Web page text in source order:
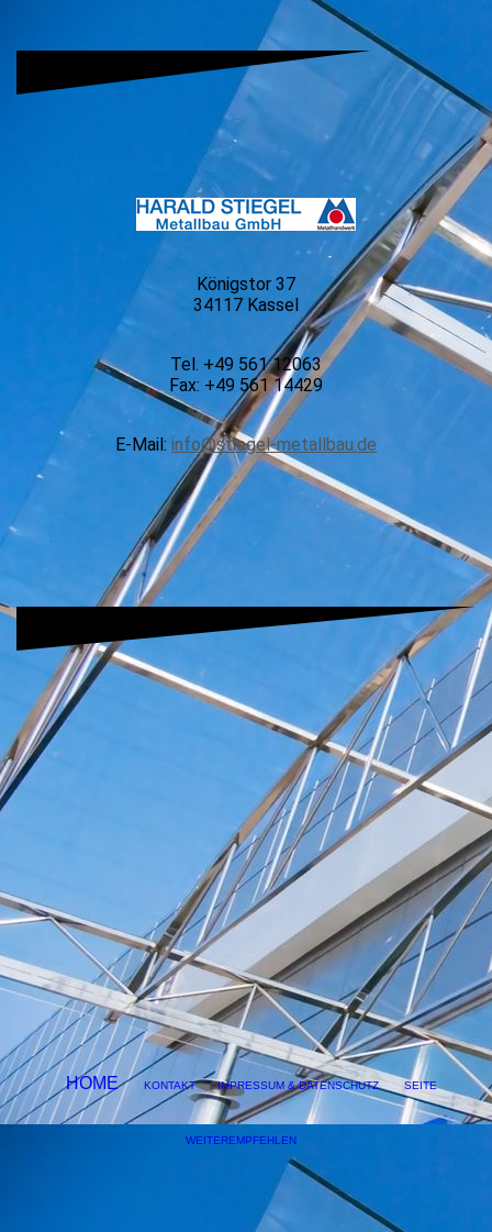
Königstor 37
34117 Kassel
Tel. +49 561 12063
Fax: +49 561 14429
E-Mail: info@stiegel-metallbau.de
HOME KONTAKT IMPRESSUM & DATENSCHUTZ SEITE
WEITEREMPFEHLEN